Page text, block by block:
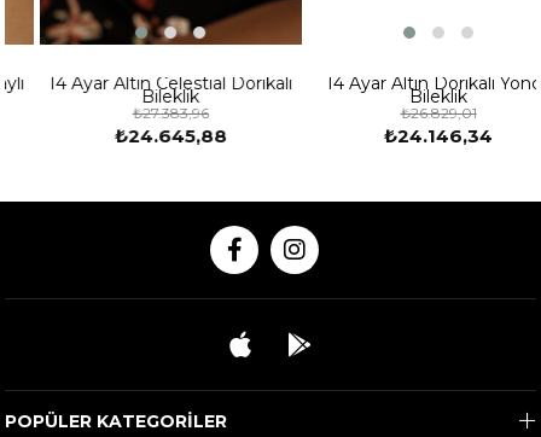
14 Ayar Altın Celestial Dorikalı
Bileklik
₺24.645,88
₺27.383,96
14 Ayar Altın Dorikalı Yonca
Bileklik
₺24.146,34
₺26.829,01
POPÜLER KATEGORİLER